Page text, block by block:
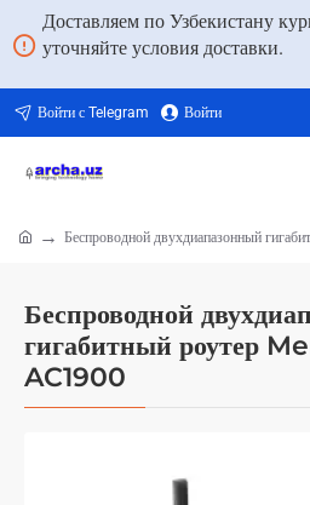
Доставляем по Узбекистану
уточняйте условия доставки.
Войти с Telegram Войти
Беспроводной
гигабитный роутер
AC1900
Беспроводной двухдиапазонный